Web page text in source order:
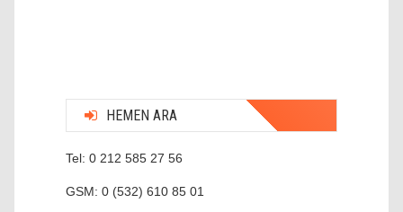
HEMEN ARA
Tel: 0 212 585 27 56
GSM: 0 (532) 610 85 01